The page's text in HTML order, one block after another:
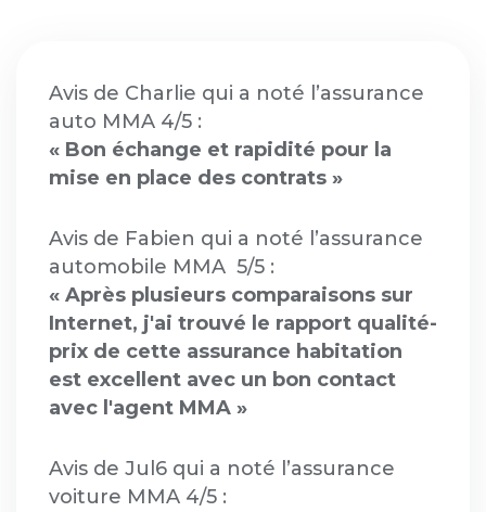
Avis de Charlie qui a noté l’assurance
auto MMA 4/5 :
« Bon échange et rapidité pour la
mise en place des contrats »
Avis de Fabien qui a noté l’assurance
automobile MMA 5/5 :
« Après plusieurs comparaisons sur
Internet, j'ai trouvé le rapport qualité-
prix de cette assurance habitation
est excellent avec un bon contact
avec l'agent MMA »
Avis de Jul6 qui a noté l’assurance
voiture MMA 4/5 :